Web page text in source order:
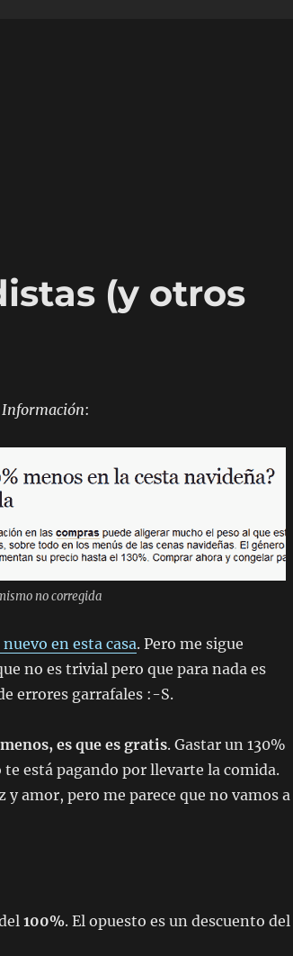
(y otros
Información:
no corregida
nuevo en esta casa. Pero me sigue
no es trivial pero que para nada es
errores garrafales :-S.
es que es gratis. Gastar un 130%
está pagando por llevarte la comida.
y amor, pero me parece que no vamos a
100%. El opuesto es un descuento del